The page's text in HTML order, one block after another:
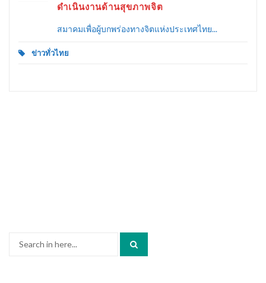
ดำเนินงานด้านสุขภาพจิต
สมาคมเพื่อผู้บกพร่องทางจิตแห่งประเทศไทย...
ข่าวทั่วไทย